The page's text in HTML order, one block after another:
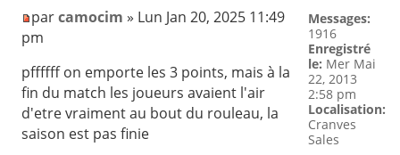
parcamocim » Lun Jan 20, 2025 11:49
pm
pffffff on emporte les 3 points, mais à la
fin du match les joueurs avaient l'air
d'etre vraiment au bout du rouleau, la
saison est pas finie
Messages:
1916
Enregistré
le: Mer Mai
22, 2013
2:58 pm
Localisation:
Cranves
Sales